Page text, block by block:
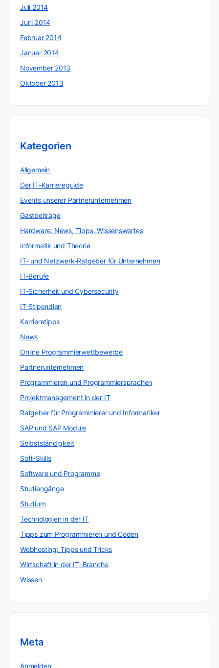
Juli 2014
Juni 2014
Februar 2014
Januar 2014
November 2013
Oktober 2013
Kategorien
Allgemein
Der IT-Karriereguide
Events unserer Partnerunternehmen
Gastbeiträge
Hardware: News, Tipps, Wissenswertes
Informatik und Theorie
IT- und Netzwerk-Ratgeber für Unternehmen
IT-Berufe
IT-Sicherheit und Cybersecurity
IT-Stipendien
Karrieretipps
News
Online Programmierwettbewerbe
Partnerunternehmen
Programmieren und Programmiersprachen
Projektmanagement in der IT
Ratgeber für Programmierer und Informatiker
SAP und SAP Module
Selbstständigkeit
Soft-Skills
Software und Programme
Studiengänge
Studium
Technologien in der IT
Tipps zum Programmieren und Coden
Webhosting: Tipps und Tricks
Wirtschaft in der IT–Branche
Wissen
Meta
Anmelden